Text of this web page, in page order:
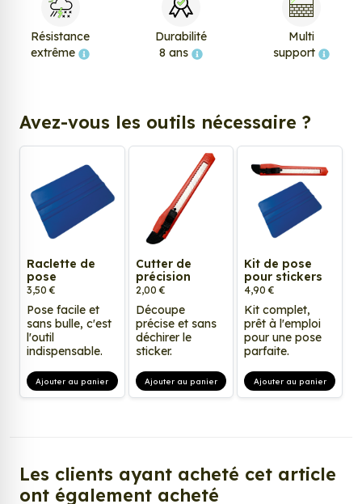
Résistance
extrême
Durabilité
8 ans
Multi
support
Avez-vous les outils nécessaire ?
Raclette de
pose
3,50 €
Pose facile et
sans bulle, c'est
l'outil
indispensable.
Ajouter au panier
Cutter de
précision
2,00 €
Découpe
précise et sans
déchirer le
sticker.
Ajouter au panier
Kit de pose
pour stickers
4,90 €
Kit complet,
prêt à l'emploi
pour une pose
parfaite.
Ajouter au panier
Les clients ayant acheté cet article
ont également acheté